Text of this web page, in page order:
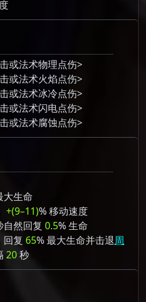
或法术物理点伤>
或法术火焰点伤>
或法术冰冷点伤>
或法术闪电点伤>
或法术腐蚀点伤>
大生命
+(9–11)% 移动速度
然回复 0.5% 生命
回复 65% 最大生命并击退周
20秒